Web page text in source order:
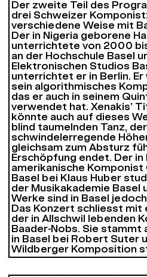
Der zweite Teil des
drei Schweizer
verschiedene Weise mit
Der in Nigeria geborene
unterrichtete von 2000
an der Hochschule Basel
Elektronischen Studios
unterrichtet er in Berlin.
sein algorithmisches
das er auch in seinem
verwendet hat. Xenakis’
könnte auch auf dieses
blind taumelnden Tanz,
schwindelerregende
gleichsam zum Absturz
Erschöpfung endet. Der in
amerikanische Komponist
Basel bei Klaus Huber
der Musikakademie Basel
Werke sind in Basel
Das Konzert schliesst mit
der in Allschwil lebenden
Baader-Nobs. Sie stammt
in Basel bei Robert Suter
Wildberger Komposition